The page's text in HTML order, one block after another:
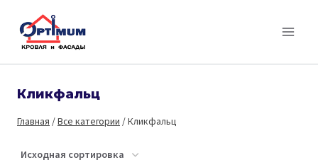
Перейти
Кликфальц
Главная /Все категории /Кликфальц